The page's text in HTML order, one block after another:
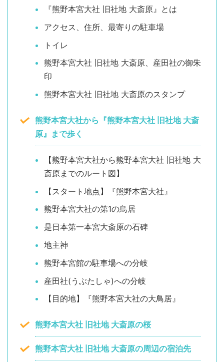
『熊野本宮大社 旧社地 大斎原』とは
アクセス、住所、最寄りの駐車場
トイレ
熊野本宮大社 旧社地 大斎原、産田社の御朱
印
熊野本宮大社 旧社地 大斎原のスタンプ
熊野本宮大社から『熊野本宮大社 旧社地 大斎
原』まで歩く
【熊野本宮大社から熊野本宮大社 旧社地 大
斎原までのルート図】
【スタート地点】『熊野本宮大社』
熊野本宮大社の第1の鳥居
是日本第一本宮大斎原の石碑
地主神
熊野本宮館の駐車場への分岐
産田社(うぶたしゃ)への分岐
【目的地】『熊野本宮大社の大鳥居』
熊野本宮大社 旧社地 大斎原の桜
熊野本宮大社 旧社地 大斎原の周辺の宿泊先